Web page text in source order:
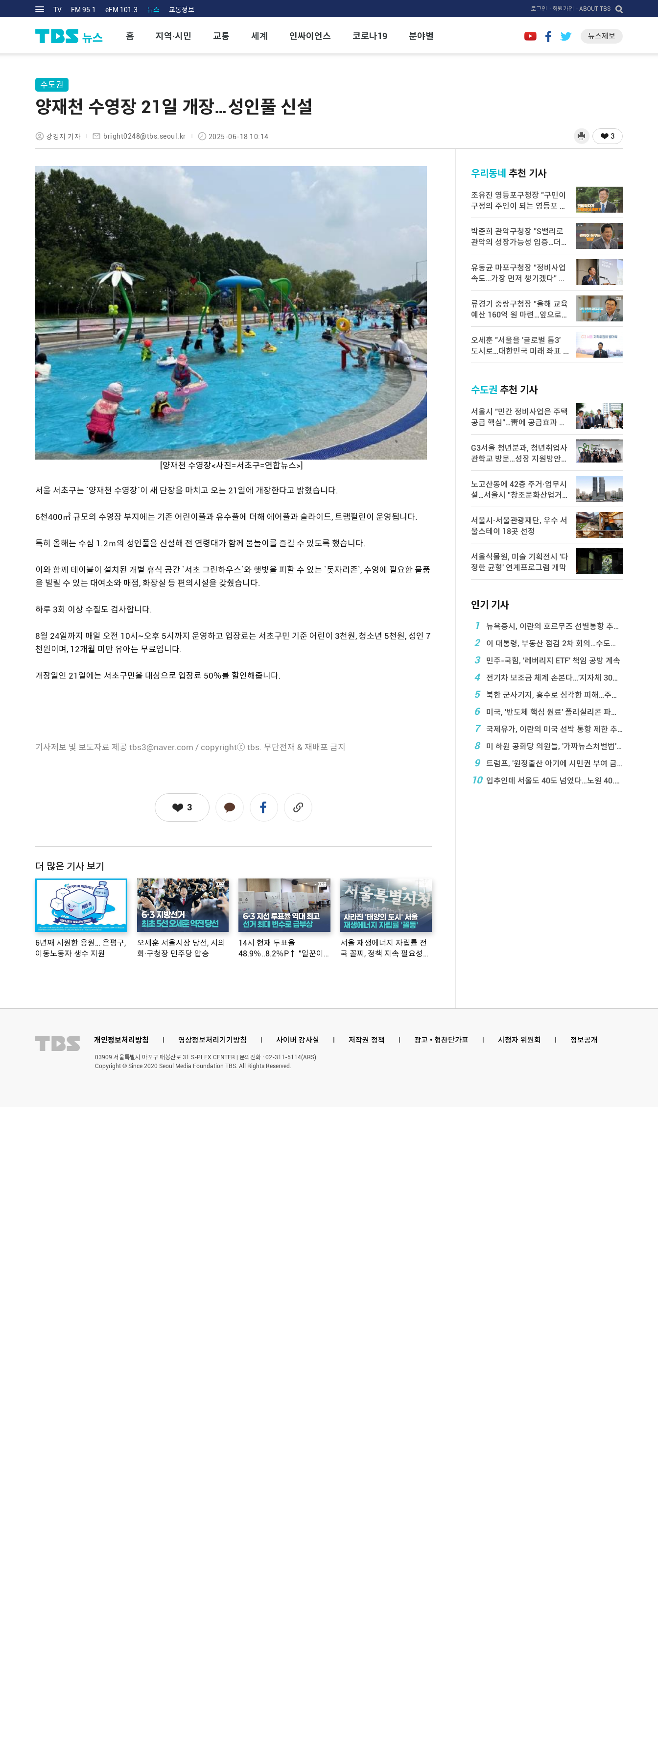
TV FM 95.1 eFM 101.3 뉴스 교통정보 로그인 · 회원가입 · ABOUT TBS
홈 지역·시민 교통 세계 인싸이언스 코로나19 분야별 뉴스제보
수도권
양재천 수영장 21일 개장…성인풀 신설
강경지 기자 bright0248@tbs.seoul.kr 2025-06-18 10:14 3
[양재천 수영장<사진=서초구=연합뉴스>]
서울 서초구는 `양재천 수영장`이 새 단장을 마치고 오는 21일에 개장한다고 밝혔습니다.
6천400㎡ 규모의 수영장 부지에는 기존 어린이풀과 유수풀에 더해 에어풀과 슬라이드, 트램펄린이 운영됩니다.
특히 올해는 수심 1.2ｍ의 성인풀을 신설해 전 연령대가 함께 물놀이를 즐길 수 있도록 했습니다.
이와 함께 테이블이 설치된 개별 휴식 공간 `서초 그린하우스`와 햇빛을 피할 수 있는 `돗자리존`, 수영에 필요한 물품
을 빌릴 수 있는 대여소와 매점, 화장실 등 편의시설을 갖췄습니다.
하루 3회 이상 수질도 검사합니다.
8월 24일까지 매일 오전 10시~오후 5시까지 운영하고 입장료는 서초구민 기준 어린이 3천원, 청소년 5천원, 성인 7
천원이며, 12개월 미만 유아는 무료입니다.
개장일인 21일에는 서초구민을 대상으로 입장료 50％를 할인해줍니다.
기사제보 및 보도자료 제공 tbs3@naver.com / copyrightⓒ tbs. 무단전재 & 재배포 금지
3
더 많은 기사 보기
6년째 시원한 응원… 은평구,
이동노동자 생수 지원
오세훈 서울시장 당선, 시의
회·구청장 민주당 압승
14시 현재 투표율
48.9％..8.2％P↑ "일꾼이
서울 재생에너지 자립률 전
국 꼴찌, 정책 지속 필요성
우리동네 추천 기사
조유진 영등포구청장 "구민이
구정의 주인이 되는 영등포 만
들 ...
박준희 관악구청장 "S밸리로
관악의 성장가능성 입증…더욱
속 ...
유동균 마포구청장 "정비사업
속도…가장 먼저 챙기겠다" ...
류경기 중랑구청장 "올해 교육
예산 160억 원 마련…앞으로도
...
오세훈 "서울을 '글로벌 톱3'
도시로…대한민국 미래 좌표 ...
수도권 추천 기사
서울시 "민간 정비사업은 주택
공급 핵심"…靑에 공급효과 백
서 전달
G3서울 청년분과, 청년취업사
관학교 방문…성장 지원방안
논의
노고산동에 42층 주거·업무시
설…서울시 "창조문화산업거
점 육성"
서울시·서울관광재단, 우수 서
울스테이 18곳 선정
서울식물원, 미술 기획전시 '다
정한 균형' 연계프로그램 개막
인기 기사
1
뉴욕증시, 이란의 호르무즈 선별통항 추진에 하락
2 이 대통령, 부동산 점검 2차 회의…수도권 공급대책 ...
3 민주-국힘, '레버리지 ETF' 책임 공방 계속
4 전기차 보조금 체계 손본다…'지자체 30％ 매칭' ...
5 북한 군사기지, 홍수로 심각한 피해…주택 수백채 파괴
6 미국, '반도체 핵심 원료' 폴리실리콘 파생상품에 ...
7 국제유가, 이란의 미국 선박 통항 제한 추진에 상승
8 미 하원 공화당 의원들, '가짜뉴스처벌법' 항의 서한
9 트럼프, '원정출산 아기에 시민권 부여 금지' 행정 ...
10 입추인데 서울도 40도 넘었다…노원 40.2도 기록
개인정보처리방침 l 영상정보처리기기방침 l 사이버 감사실 l 저작권 정책 l 광고 • 협찬단가표 l 시청자 위원회 l 정보공개
03909 서울특별시 마포구 매봉산로 31 S-PLEX CENTER | 문의전화 : 02-311-5114(ARS)
Copyright © Since 2020 Seoul Media Foundation TBS. All Rights Reserved.